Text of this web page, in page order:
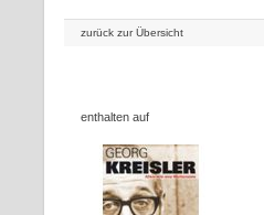
zurück zur Übersicht
enthalten auf